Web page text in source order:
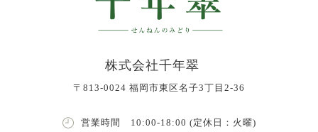
株式会社千年翠
〒813-0024 福岡市東区名子3丁目2-36
営業時間 10:00-18:00 (定休日：火曜)